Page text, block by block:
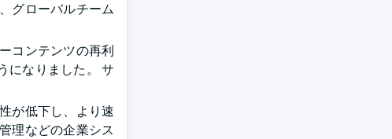
グローバルチーム
コンテンツの再利
になりました。 サ
が低下し、より速
理などの企業シス